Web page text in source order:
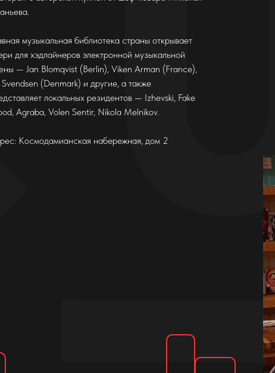
музыкальная библиотека страны открывает
для хэдлайнеров электронной музыкальной
— Jan Blomqvist (Berlin), Viken Arman (France),
Svendsen (Denmark) и другие, а также
локальных резидентов — Izhevski, Fake
Agraba, Volen Sentir, Nikola Melnikov.
Космодамианская набережная, дом 2